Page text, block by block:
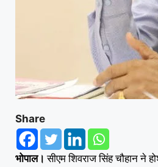
Share
भोपाल। सीएम शिवराज सिंह चौहान ने